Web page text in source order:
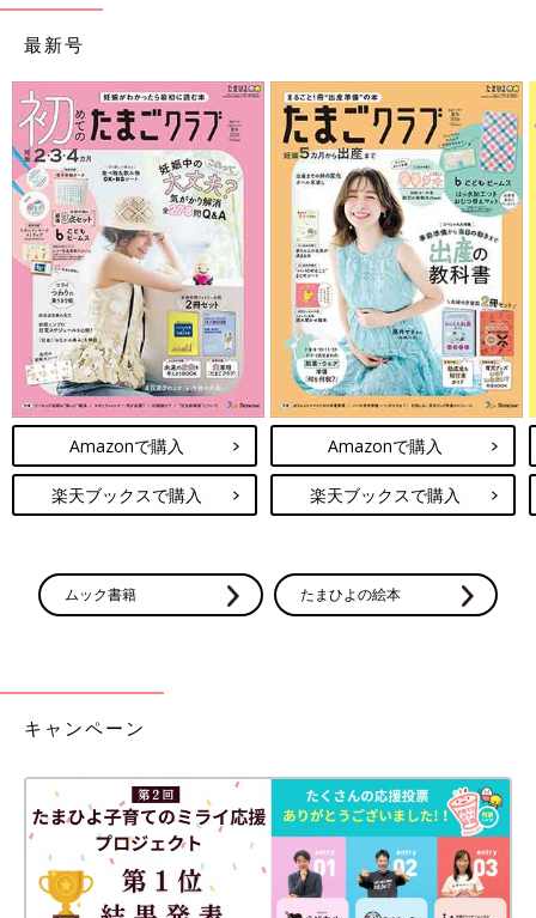
最新号
Amazonで購入
楽天ブックスで購入
Amazonで購入
楽天ブックスで購入
ムック書籍 たまひよの絵本
キャンペーン